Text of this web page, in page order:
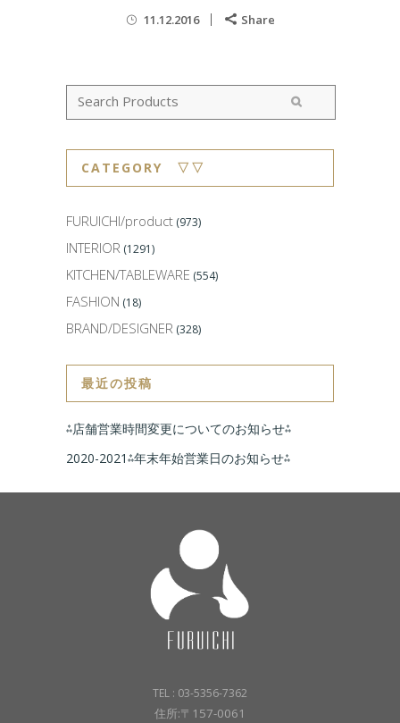
11.12.2016 Share
CATEGORY ▽▽
FURUICHI/product (973)
INTERIOR (1291)
KITCHEN/TABLEWARE (554)
FASHION (18)
BRAND/DESIGNER (328)
最近の投稿
⁂店舗営業時間変更についてのお知らせ⁂
2020-2021⁂年末年始営業日のお知らせ⁂
TEL : 03-5356-7362
住所:〒157-0061